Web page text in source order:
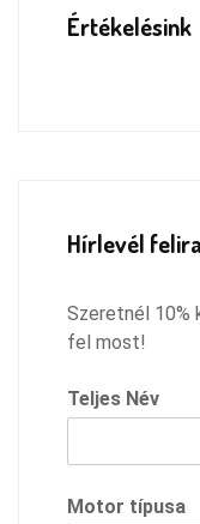
Értékelésink
Hírlevél
Szeretnél 10%
fel most!
Teljes Név
Motor típusa